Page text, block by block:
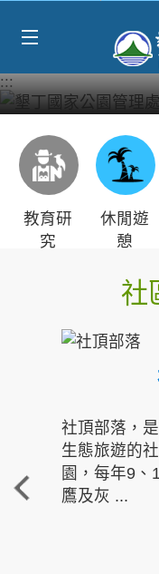
:::
教育研
究
休閒遊
憩
社
社頂部落，
生態旅遊的
園，每年9、
鷹及灰 ...